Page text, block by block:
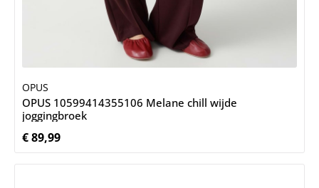
OPUS
OPUS 10599414355106 Melane chill wijde
joggingbroek
Normale prijs:
€ 89,99